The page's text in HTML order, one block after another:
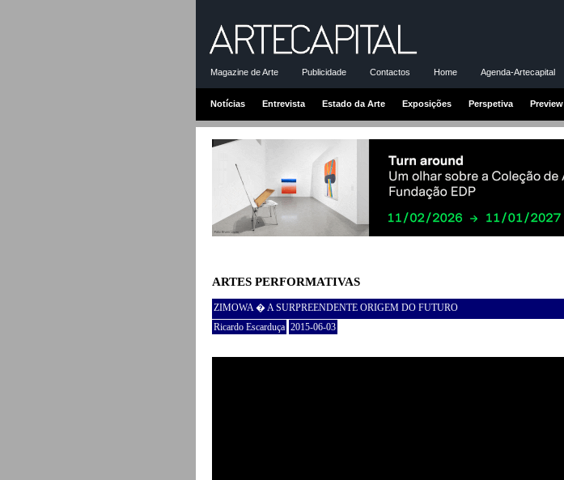
Magazine de Arte Publicidade Contactos Home Agenda-Artecapital
Notícias Entrevista Estado da Arte Exposições Perspetiva Preview
ARTES PERFORMATIVAS
ZIMOWA � A SURPREENDENTE ORIGEM DO FUTURO
Ricardo Escarduça 2015-06-03